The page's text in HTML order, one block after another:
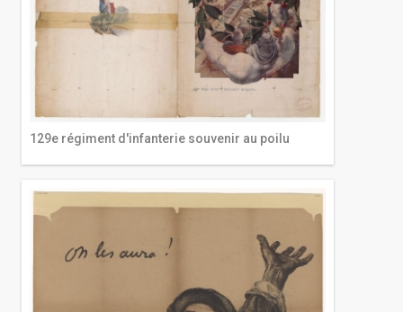
129e régiment d'infanterie souvenir au poilu